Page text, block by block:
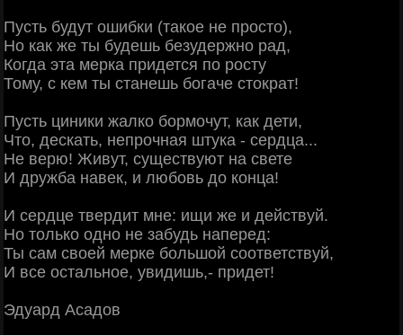
Пусть будут ошибки (такое не просто),
Но как же ты будешь безудержно рад,
Когда эта мерка придется по росту
Тому, с кем ты станешь богаче стократ!
Пусть циники жалко бормочут, как дети,
Что, дескать, непрочная штука - сердца...
Не верю! Живут, существуют на свете
И дружба навек, и любовь до конца!
И сердце твердит мне: ищи же и действуй.
Но только одно не забудь наперед:
Ты сам своей мерке большой соответствуй,
И все остальное, увидишь,- придет!
Эдуард Асадов